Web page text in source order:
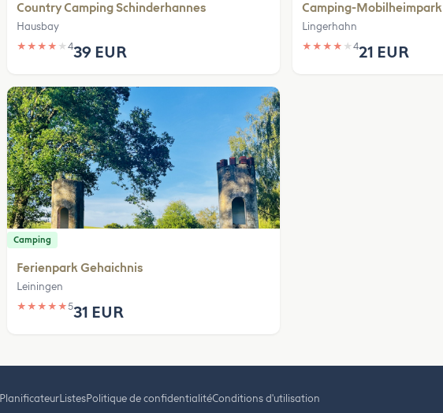
Country Camping Schinderhannes
Hausbay
★ ★ ★ ★ ★439 EUR
Camping-Mobilheimpark
Lingerhahn
★ ★ ★ ★ ★ 421 EUR
Camping
Ferienpark Gehaichnis
Leiningen
★ ★ ★ ★ ★531 EUR
PlanificateurListesPolitique de confidentialitéConditions d'utilisation